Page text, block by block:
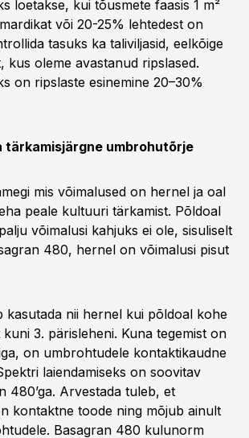
loetakse, kui tõusmete faasis 1 m²
või 20-25% lehtedest on
tasuks ka taliviljasid, eelkõige
kus oleme avastanud ripslased.
on ripslaste esinemine 20–30%
tärkamisjärgne umbrohutõrje
mis võimalused on hernel ja oal
peale kultuuri tärkamist. Põldoal
võimalusi kahjuks ei ole, sisuliselt
480, hernel on võimalusi pisut
kasutada nii hernel kui põldoal kohe
3. pärisleheni. Kuna tegemist on
on umbrohtudele kontaktikaudne
laiendamiseks on soovitav
480’ga. Arvestada tuleb, et
kontaktne toode ning mõjub ainult
Basagran 480 kulunorm